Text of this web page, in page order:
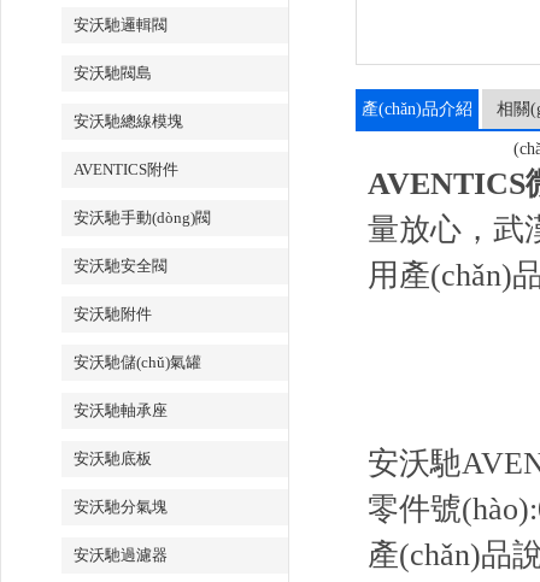
安沃馳邏輯閥
安沃馳閥島
安沃馳總線模塊
AVENTICS附件
安沃馳手動(dòng)閥
安沃馳安全閥
安沃馳附件
安沃馳儲(chǔ)氣罐
安沃馳軸承座
安沃馳底板
安沃馳分氣塊
安沃馳過濾器
產(chǎn)品介紹 相關
AVENTICS
量放心，武
用產(chǎn)
安沃馳
零件號
產(chǎn)品